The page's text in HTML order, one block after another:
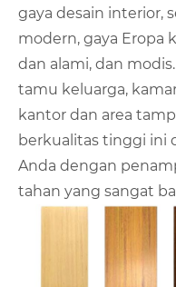
gaya desain interior,
modern, gaya Eropa
dan alami, dan
tamu keluarga,
kantor dan area
berkualitas tinggi ini
Anda dengan
tahan yang sangat